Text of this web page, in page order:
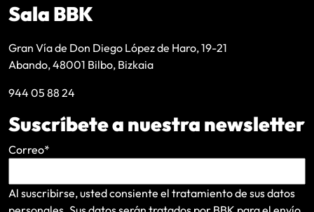
Sala BBK
Gran Vía de Don Diego López de Haro, 19-21
Abando, 48001 Bilbo, Bizkaia
944 05 88 24
Suscríbete a nuestra newsletter
Correo*
Al suscribirse, usted consiente el tratamiento de sus datos